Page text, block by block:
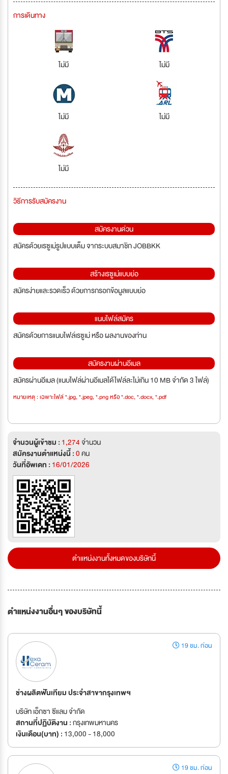
การเดินทาง
ไม่มี ไม่มี
ไม่มี ไม่มี
ไม่มี
วิธีการรับสมัครงาน
สมัครงานด่วน
สมัครด้วยเรซูเม่รูปแบบเต็ม จากระบบสมาชิก JOBBKK
สร้างเรซูเม่แบบย่อ
สมัครง่ายและรวดเร็ว ด้วยการกรอกข้อมูลแบบย่อ
แนบไฟล์สมัคร
สมัครด้วยการแนบไฟล์เรซูเม่ หรือ ผลงานของท่าน
สมัครงานผ่านอีเมล
สมัครผ่านอีเมล (แนบไฟล์ผ่านอีเมลได้ไฟล์ละไม่เกิน 10 MB จำกัด 3 ไฟล์)
หมายเหตุ : เฉพาะไฟล์ *.jpg, *.jpeg, *.png หรือ *.doc, *.docx, *.pdf
จำนวนผู้เข้าชม : 1,274จำนวน
สมัครงานตำแหน่งนี้ :0คน
วันที่อัพเดท : 16/01/2026
ตำแหน่งงานทั้งหมดของบริษัทนี้
ตำแหน่งงานอื่นๆ ของบริษัทนี้
19 ชม. ก่อน
ช่างผลิตฟันเทียม ประจำสาขากรุงเทพฯ
บริษัท เอ็กซา ซีแลม จำกัด
สถานที่ปฏิบัติงาน :กรุงเทพมหานคร
เงินเดือน(บาท) : 13,000 - 18,000
19 ชม. ก่อน